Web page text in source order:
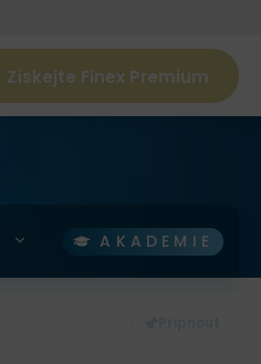
Získejte Finex Premium
AKADEMIE